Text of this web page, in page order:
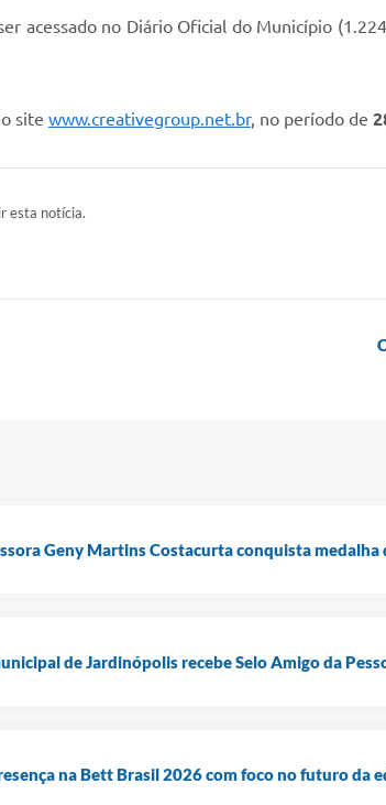
acessado no Diário Oficial do Município
site www.creativegroup.net.br, no período de
esta notícia.
Geny Martins Costacurta conquista medalha
de Jardinópolis recebe Selo Amigo da
na Bett Brasil 2026 com foco no futuro da